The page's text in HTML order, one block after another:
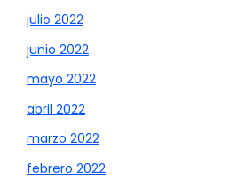
julio 2022
junio 2022
mayo 2022
abril 2022
marzo 2022
febrero 2022